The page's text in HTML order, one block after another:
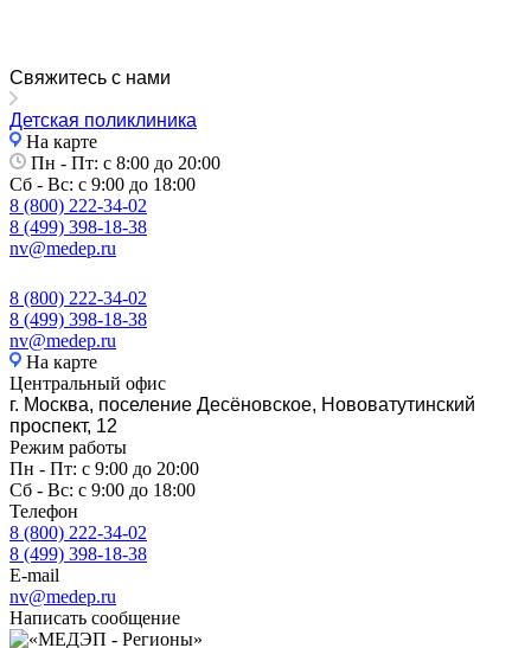
Свяжитесь с нами
Детская поликлиника
На карте
Пн - Пт: с 8:00 до 20:00
Сб - Вс: с 9:00 до 18:00
8 (800) 222-34-02
8 (499) 398-18-38
nv@medep.ru
8 (800) 222-34-02
8 (499) 398-18-38
nv@medep.ru
На карте
Центральный офис
г. Москва, поселение Десёновское, Нововатутинский
проспект, 12
Режим работы
Пн - Пт: с 9:00 до 20:00
Сб - Вс: с 9:00 до 18:00
Телефон
8 (800) 222-34-02
8 (499) 398-18-38
E-mail
nv@medep.ru
Написать сообщение